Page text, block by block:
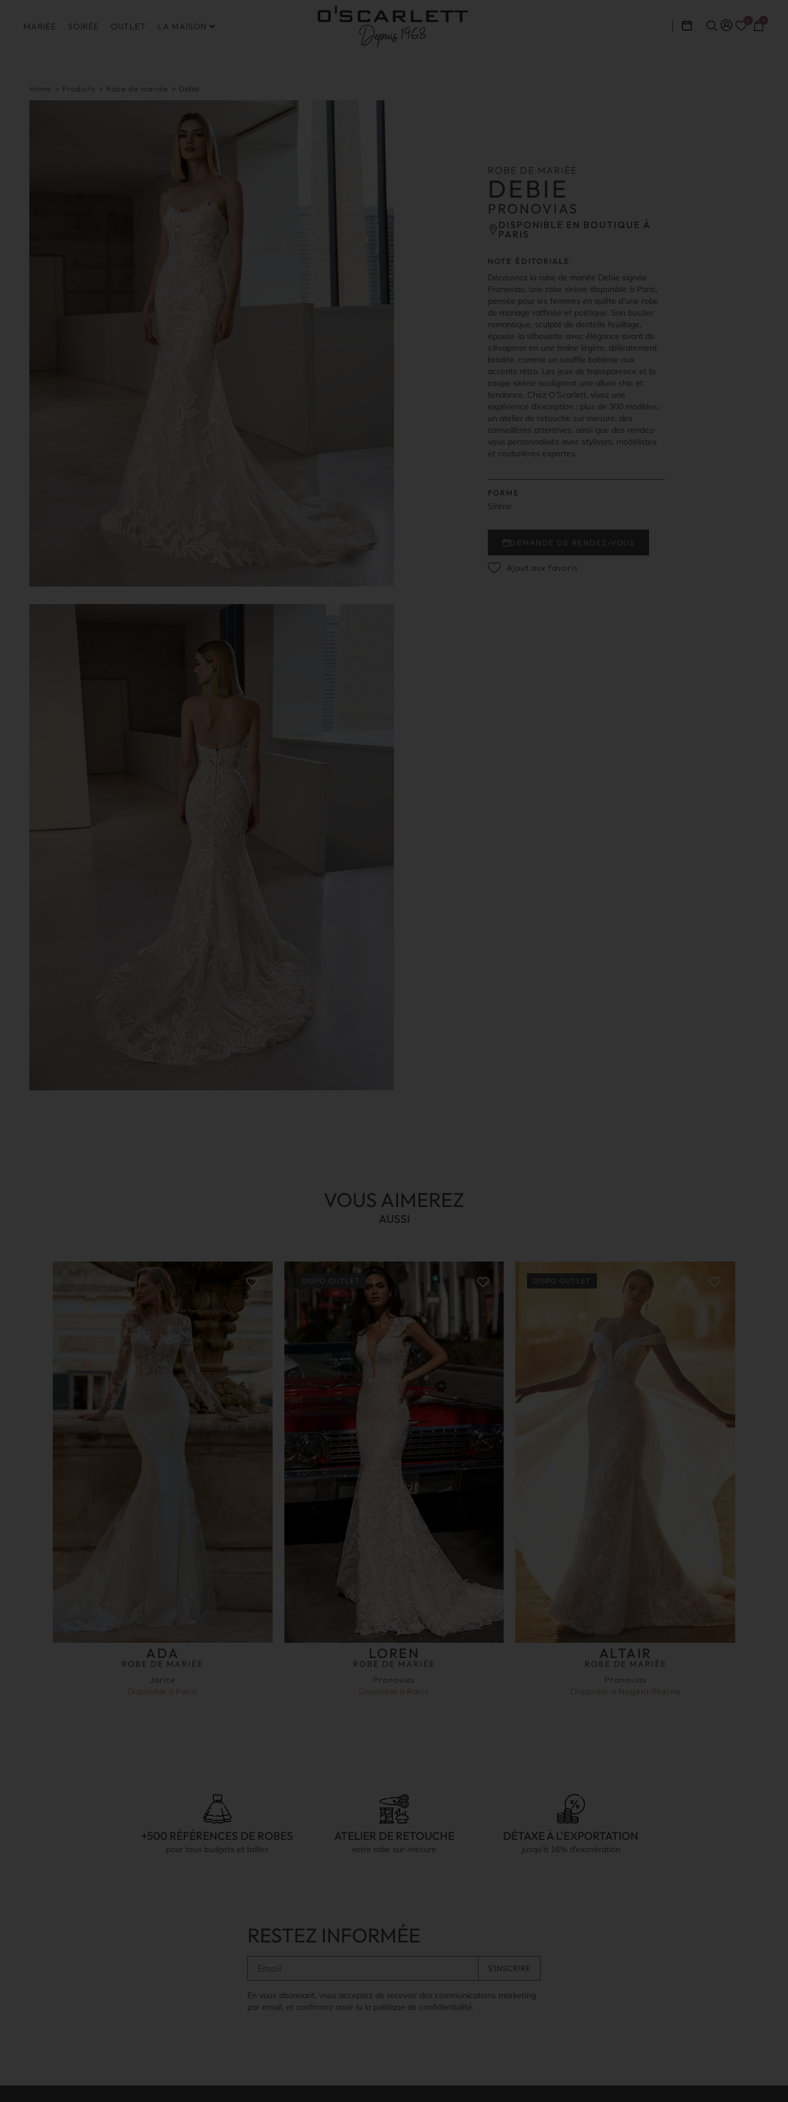
MARIÉE SOIRÉE OUTLET LA MAISON
Home > Produits > Robe de mariée > Debie
ROBE DE MARIÉE
DEBIE
PRONOVIAS
DISPONIBLE EN BOUTIQUE À
PARIS
NOTE ÉDITORIALE
Découvrez la robe de mariée Debie signée
Pronovias, une robe sirène disponible à Paris,
pensée pour les femmes en quête d’une robe
de mariage raffinée et poétique. Son bustier
romantique, sculpté de dentelle feuillage,
épouse la silhouette avec élégance avant de
s’évaporer en une traîne légère, délicatement
brodée, comme un souffle bohème aux
accents rétro. Les jeux de transparence et la
coupe sirène soulignent une allure chic et
tendance. Chez O’Scarlett, vivez une
expérience d’exception : plus de 300 modèles,
un atelier de retouche sur mesure, des
conseillères attentives, ainsi que des rendez-
vous personnalisés avec stylistes, modélistes
et couturières expertes.
FORME
Sirène
DEMANDE DE RENDEZ-VOUS
Ajout aux favoris
VOUS AIMEREZ
AUSSI
ADA
ROBE DE MARIÉE
Jarice
Disponible à Paris
DISPO OUTLET
LOREN
ROBE DE MARIÉE
Pronovias
Disponible à Paris
DISPO OUTLET
ALTAIR
ROBE DE MARIÉE
Pronovias
Disponible à Nogent/Marne
+500 RÉFÉRENCES DE ROBES
pour tous budgets et tailles
ATELIER DE RETOUCHE
votre robe sur-mesure
DÉTAXE À L'EXPORTATION
jusqu’à 16% d’exonération
RESTEZ INFORMÉE
En vous abonnant, vous acceptez de recevoir des communications marketing
par email, et confirmez avoir lu la politique de confidentialité.